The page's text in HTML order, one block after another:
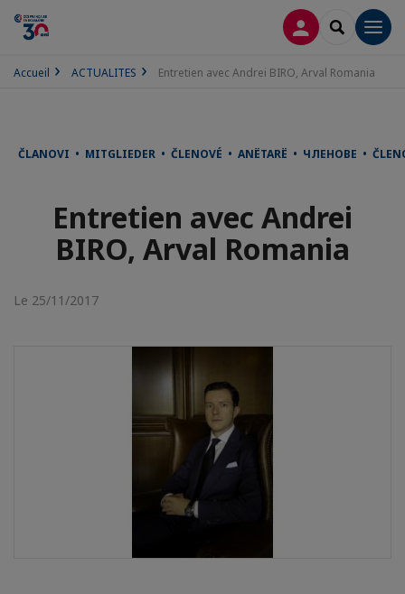
CONNEXION
Accueil ACTUALITES Entretien avec Andrei BIRO, Arval Romania
ČLANOVI • MITGLIEDER • ČLENOVÉ • ANËTARË • ЧЛЕНОВЕ •
Entretien avec Andrei
BIRO, Arval Romania
Le 25/11/2017